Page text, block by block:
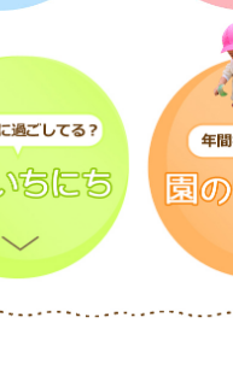
間を過ごすことができました